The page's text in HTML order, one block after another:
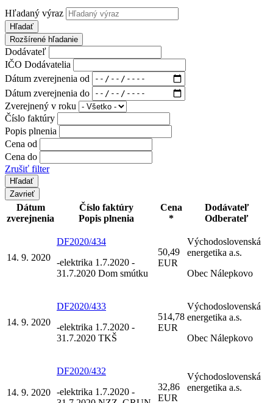
Hľadaný výraz
Hľadať
Rozšírené hľadanie
Dodávateľ
IČO Dodávatelia
Dátum zverejnenia od
Dátum zverejnenia do
Zverejnený v roku
Číslo faktúry
Popis plnenia
Cena od
Cena do
Zrušiť filter
Zavrieť
Dátum
zverejnenia
Číslo faktúry
Popis plnenia
Cena
*
Dodávateľ
Odberateľ
14. 9. 2020
DF2020/434
-elektrika 1.7.2020 -
31.7.2020 Dom smútku
50,49
EUR
Východoslovenská
energetika a.s.
Obec Nálepkovo
14. 9. 2020
DF2020/433
-elektrika 1.7.2020 -
31.7.2020 TKŠ
514,78
EUR
Východoslovenská
energetika a.s.
Obec Nálepkovo
14. 9. 2020
DF2020/432
-elektrika 1.7.2020 -
32,86
EUR
Východoslovenská
energetika a.s.